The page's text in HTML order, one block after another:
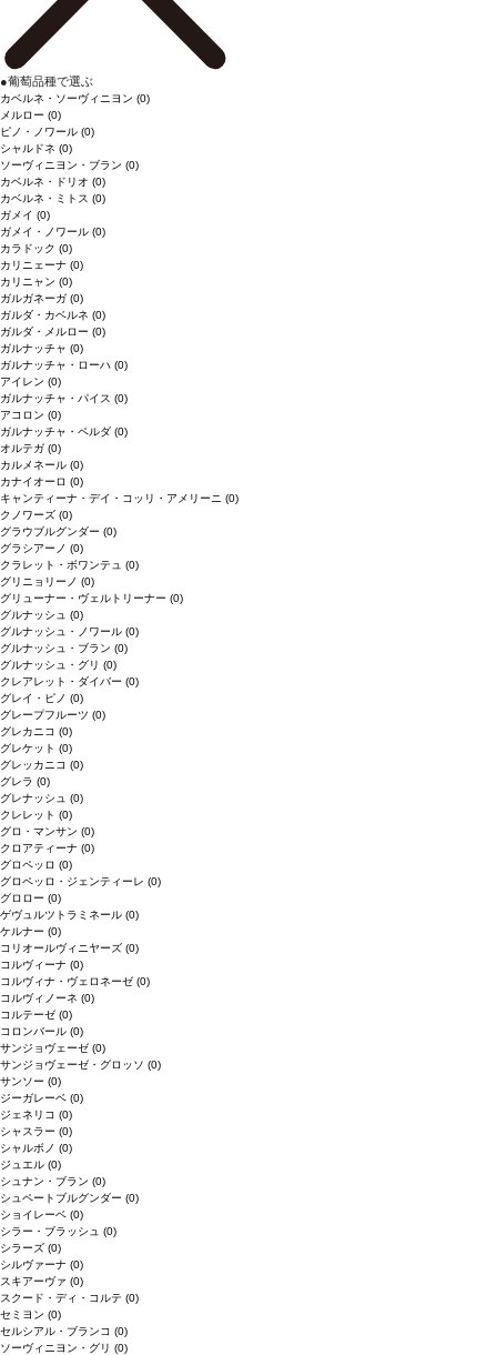
●葡萄品種で選ぶ
カベルネ・ソーヴィニヨン (0)
メルロー (0)
ピノ・ノワール (0)
シャルドネ (0)
ソーヴィニヨン・ブラン (0)
カベルネ・ドリオ (0)
カベルネ・ミトス (0)
ガメイ (0)
ガメイ・ノワール (0)
カラドック (0)
カリニェーナ (0)
カリニャン (0)
ガルガネーガ (0)
ガルダ・カベルネ (0)
ガルダ・メルロー (0)
ガルナッチャ (0)
ガルナッチャ・ローハ (0)
アイレン (0)
ガルナッチャ・パイス (0)
アコロン (0)
ガルナッチャ・ペルダ (0)
オルテガ (0)
カルメネール (0)
カナイオーロ (0)
キャンティーナ・デイ・コッリ・アメリーニ (0)
クノワーズ (0)
グラウブルグンダー (0)
グラシアーノ (0)
クラレット・ボワンテュ (0)
グリニョリーノ (0)
グリューナー・ヴェルトリーナー (0)
グルナッシュ (0)
グルナッシュ・ノワール (0)
グルナッシュ・ブラン (0)
グルナッシュ・グリ (0)
クレアレット・ダイバー (0)
グレイ・ピノ (0)
グレープフルーツ (0)
グレカニコ (0)
グレケット (0)
グレッカニコ (0)
グレラ (0)
グレナッシュ (0)
クレレット (0)
グロ・マンサン (0)
クロアティーナ (0)
グロペッロ (0)
グロペッロ・ジェンティーレ (0)
グロロー (0)
ゲヴュルツトラミネール (0)
ケルナー (0)
コリオールヴィニヤーズ (0)
コルヴィーナ (0)
コルヴィナ・ヴェロネーゼ (0)
コルヴィノーネ (0)
コルテーゼ (0)
コロンバール (0)
サンジョヴェーゼ (0)
サンジョヴェーゼ・グロッソ (0)
サンソー (0)
ジーガレーベ (0)
ジェネリコ (0)
シャスラー (0)
シャルボノ (0)
ジュエル (0)
シュナン・ブラン (0)
シュペートブルグンダー (0)
ショイレーベ (0)
シラー・ブラッシュ (0)
シラーズ (0)
シルヴァーナ (0)
スキアーヴァ (0)
スクード・ディ・コルテ (0)
セミヨン (0)
セルシアル・ブランコ (0)
ソーヴィニヨン・グリ (0)